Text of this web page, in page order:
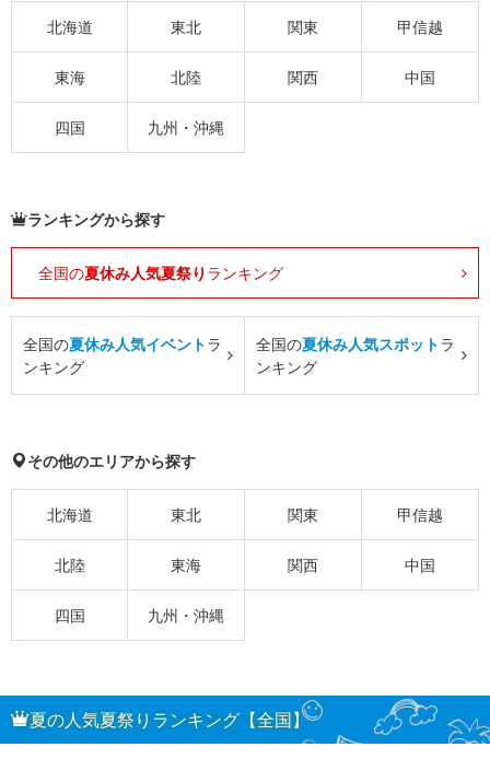
北海道 東北 関東 甲信越
東海 北陸 関西 中国
四国 九州・沖縄
ランキングから探す
全国の夏休み人気夏祭り ランキング
全国の夏休み人気イベントラ
ンキング
全国の夏休み人気スポットラ
ンキング
その他のエリアから探す
北海道 東北 関東 甲信越
北陸 東海 関西 中国
四国 九州・沖縄
夏の人気夏祭りランキング【全国】